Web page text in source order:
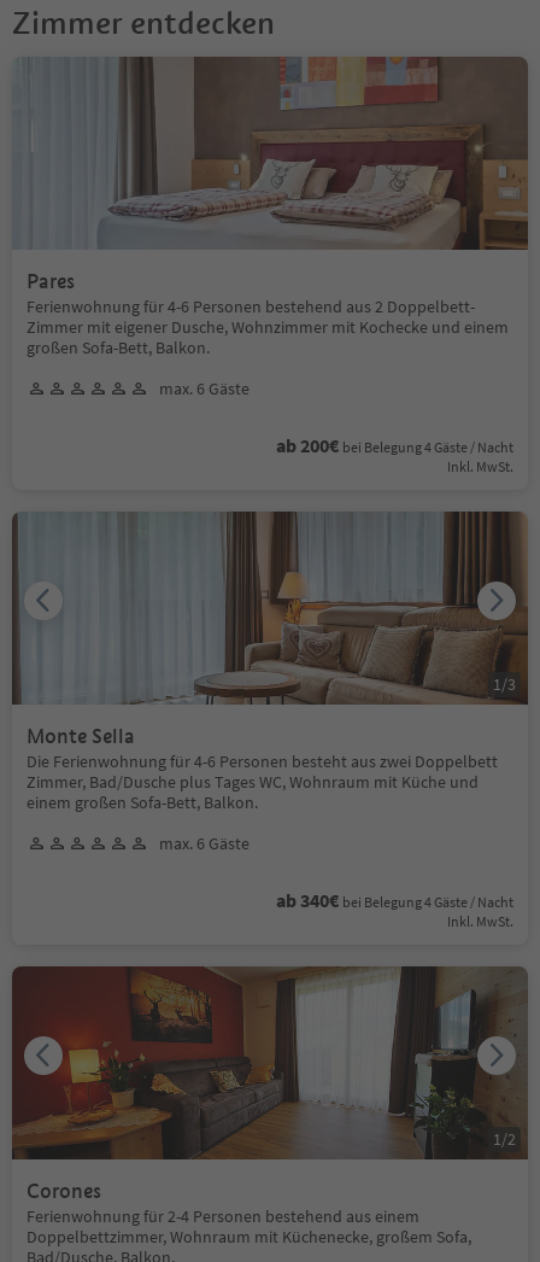
Zimmer entdecken
Pares
Ferienwohnung für 4-6 Personen bestehend aus 2 Doppelbett-
Zimmer mit eigener Dusche, Wohnzimmer mit Kochecke und einem
großen Sofa-Bett, Balkon.
max. 6 Gäste
ab 200€ bei Belegung 4 Gäste / Nacht
Inkl. MwSt.
Monte Sella
Die Ferienwohnung für 4-6 Personen besteht aus zwei Doppelbett
Zimmer, Bad/Dusche plus Tages WC, Wohnraum mit Küche und
einem großen Sofa-Bett, Balkon.
max. 6 Gäste
ab 340€ bei Belegung 4 Gäste / Nacht
Inkl. MwSt.
1 /3
Corones
Ferienwohnung für 2-4 Personen bestehend aus einem
Doppelbettzimmer, Wohnraum mit Küchenecke, großem Sofa,
Bad/Dusche, Balkon.
1 /2